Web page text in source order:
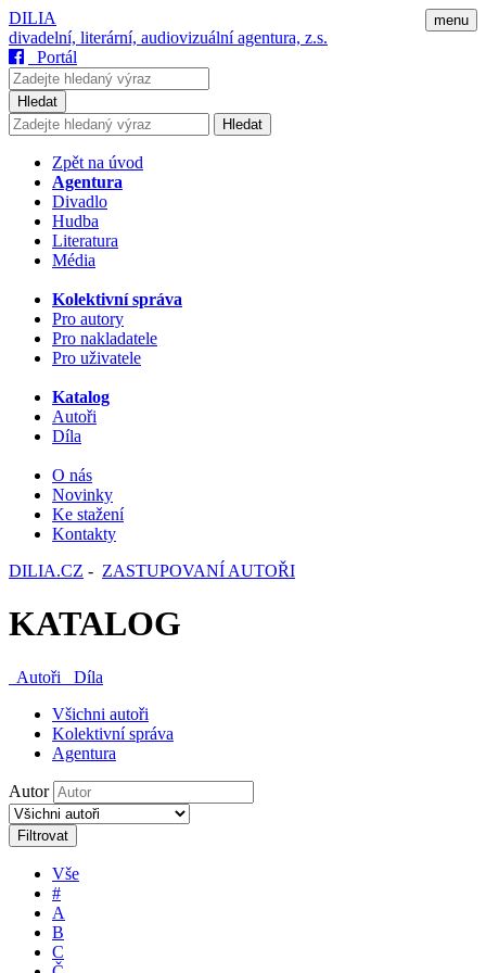
menu
DILIA
divadelní, literární, audiovizuální agentura, z.s.
Portál
Hledat
Hledat
Zpět na úvod
Agentura
Divadlo
Hudba
Literatura
Média
Kolektivní správa
Pro autory
Pro nakladatele
Pro uživatele
Katalog
Autoři
Díla
O nás
Novinky
Ke stažení
Kontakty
DILIA.CZ - ZASTUPOVANÍ AUTOŘI
KATALOG
Autoři
Díla
Všichni autoři
Kolektivní správa
Agentura
Autor
Filtrovat
Vše
#
A
B
C